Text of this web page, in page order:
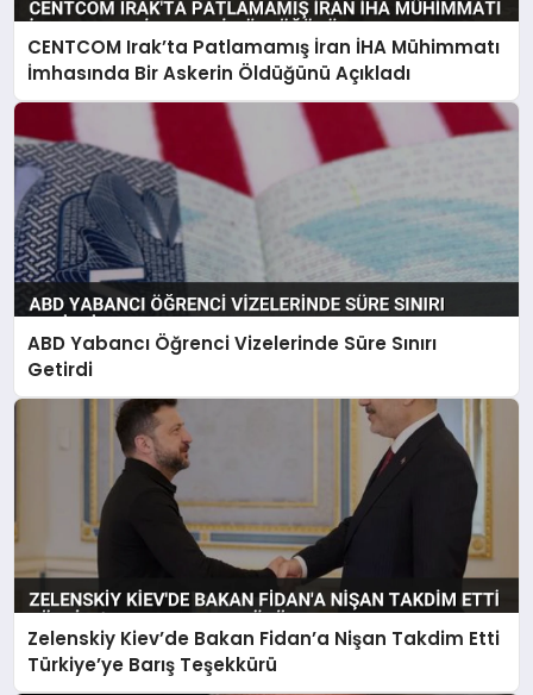
CENTCOM Irak’ta Patlamamış İran İHA Mühimmatı
İmhasında Bir Askerin Öldüğünü Açıkladı
ABD Yabancı Öğrenci Vizelerinde Süre Sınırı
Getirdi
Zelenskiy Kiev’de Bakan Fidan’a Nişan Takdim Etti
Türkiye’ye Barış Teşekkürü